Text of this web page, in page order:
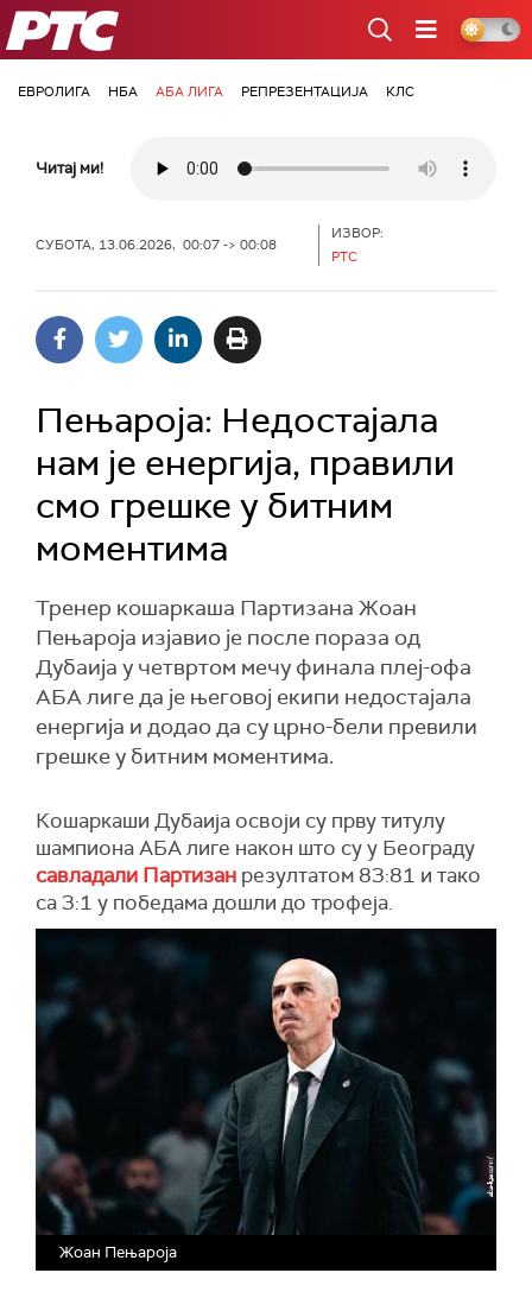
РТС
ЕВРОЛИГА НБА АБА ЛИГА РЕПРЕЗЕНТАЦИЈА КЛС
Читај ми!
СУБОТА, 13.06.2026, 00:07 -> 00:08
ИЗВОР:
РТС
Пењароја: Недостајала
нам је енергија, правили
смо грешке у битним
моментима
Тренер кошаркаша Партизана Жоан
Пењароја изјавио је после пораза од
Дубаија у четвртом мечу финала плеј-офа
АБА лиге да је његовој екипи недостајала
енергија и додао да су црно-бели превили
грешке у битним моментима.
Кошаркаши Дубаија освоји су прву титулу
шампиона АБА лиге након што су у Београду
савладали Партизан резултатом 83:81 и тако
са 3:1 у победама дошли до трофеја.
Жоан Пењароја